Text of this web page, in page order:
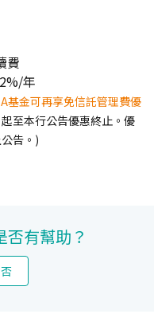
費
年
基金可再享免信託管理費優
至本行公告優惠終止。優
告。)
有幫助？
否